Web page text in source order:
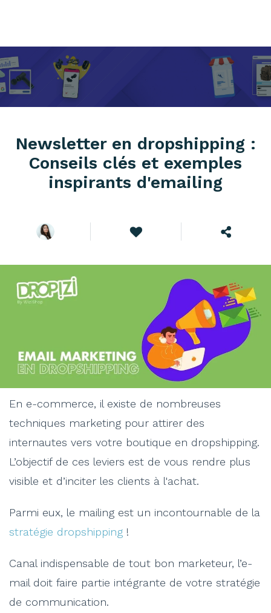
Newsletter en dropshipping :
Conseils clés et exemples
inspirants d'emailing
En e-commerce, il existe de nombreuses
techniques marketing pour attirer des
internautes vers votre boutique en dropshipping.
L’objectif de ces leviers est de vous rendre plus
visible et d’inciter les clients à l'achat.
Parmi eux, le mailing est un incontournable de la
stratégie dropshipping !
Canal indispensable de tout bon marketeur, l’e-
mail doit faire partie intégrante de votre stratégie
de communication.